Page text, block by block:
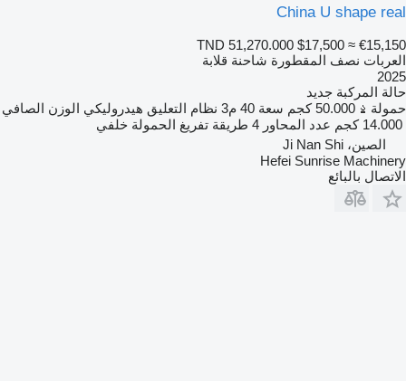
China U shape real
TND 51,270.000 $17,500 ≈ €15,150
العربات نصف المقطورة شاحنة قلابة
2025
حالة المركبة جديد
حمولة
50.000 كجم سعة 40 م3 نظام التعليق هيدروليكي الوزن الصافي
14.000 كجم
عدد المحاور 4 طريقة تفريغ الحمولة خلفي
الصين، Ji Nan Shi
Hefei Sunrise Machinery
الاتصال بالبائع